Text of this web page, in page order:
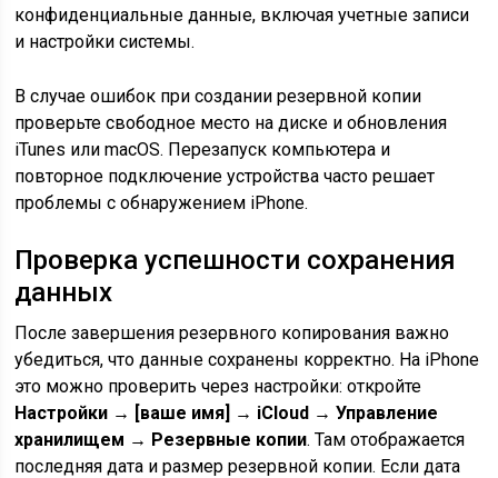
конфиденциальные данные, включая учетные записи
и настройки системы.
В случае ошибок при создании резервной копии
проверьте свободное место на диске и обновления
iTunes или macOS. Перезапуск компьютера и
повторное подключение устройства часто решает
проблемы с обнаружением iPhone.
Проверка успешности сохранения
данных
После завершения резервного копирования важно
убедиться, что данные сохранены корректно. На iPhone
это можно проверить через настройки: откройте
Настройки → [ваше имя] → iCloud → Управление
хранилищем → Резервные копии. Там отображается
последняя дата и размер резервной копии. Если дата